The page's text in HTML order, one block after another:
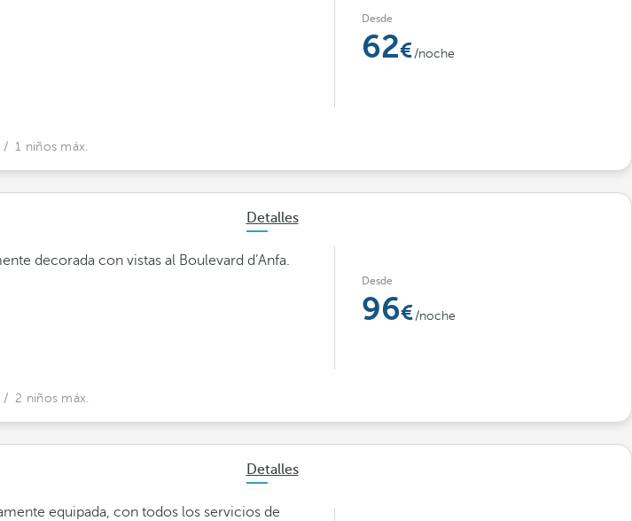
/ 1 niños máx.
Desde
62 /noche
Detalles
decorada con vistas al Boulevard d’Anfa.
/ 2 niños máx.
Desde
96 /noche
Detalles
equipada, con todos los servicios de